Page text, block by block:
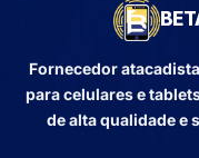
Fornecedor
para celulares e
de alta qualidade e